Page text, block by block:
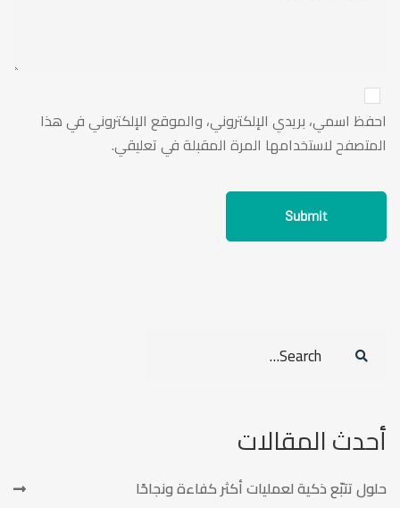
احفظ اسمي، بريدي الإلكتروني، والموقع الإلكتروني في هذا
المتصفح لاستخدامها المرة المقبلة في تعليقي.
أحدث المقالات
حلول تتبّع ذكية لعمليات أكثر كفاءة ونجاحًا